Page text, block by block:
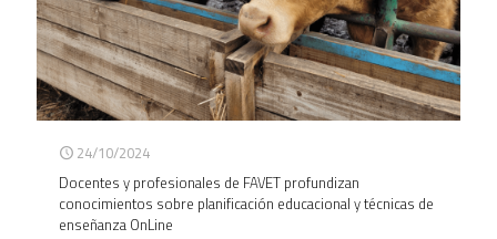
24/10/2024
Docentes y profesionales de FAVET profundizan
conocimientos sobre planificación educacional y técnicas de
enseñanza OnLine